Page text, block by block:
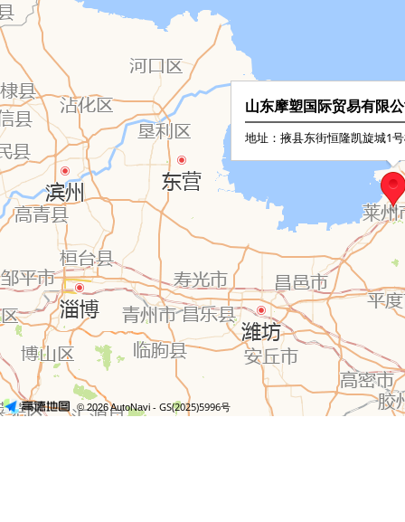
山东摩塑国际贸易有限
地址：掖县东街恒隆凯旋城1
© 2026 AutoNavi - GS(2025)5996号